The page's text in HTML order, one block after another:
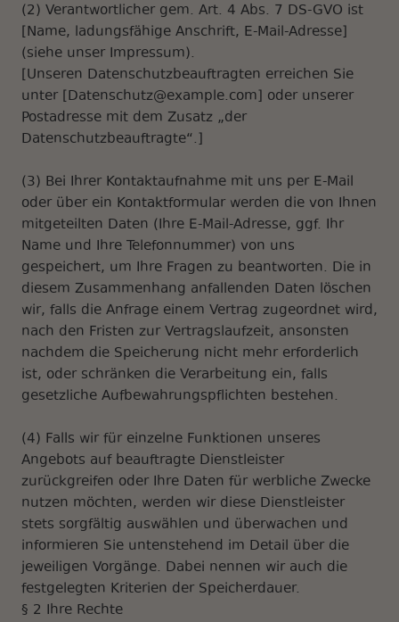
(2) Verantwortlicher gem. Art. 4 Abs. 7 DS-GVO ist
[Name, ladungsfähige Anschrift, E-Mail-Adresse]
(siehe unser Impressum).
[Unseren Datenschutzbeauftragten erreichen Sie
unter [Datenschutz@example.com] oder unserer
Postadresse mit dem Zusatz „der
Datenschutzbeauftragte“.]
(3) Bei Ihrer Kontaktaufnahme mit uns per E-Mail
oder über ein Kontaktformular werden die von Ihnen
mitgeteilten Daten (Ihre E-Mail-Adresse, ggf. Ihr
Name und Ihre Telefonnummer) von uns
gespeichert, um Ihre Fragen zu beantworten. Die in
diesem Zusammenhang anfallenden Daten löschen
wir, falls die Anfrage einem Vertrag zugeordnet wird,
nach den Fristen zur Vertragslaufzeit, ansonsten
nachdem die Speicherung nicht mehr erforderlich
ist, oder schränken die Verarbeitung ein, falls
gesetzliche Aufbewahrungspflichten bestehen.
(4) Falls wir für einzelne Funktionen unseres
Angebots auf beauftragte Dienstleister
zurückgreifen oder Ihre Daten für werbliche Zwecke
nutzen möchten, werden wir diese Dienstleister
stets sorgfältig auswählen und überwachen und
informieren Sie untenstehend im Detail über die
jeweiligen Vorgänge. Dabei nennen wir auch die
festgelegten Kriterien der Speicherdauer.
§ 2 Ihre Rechte